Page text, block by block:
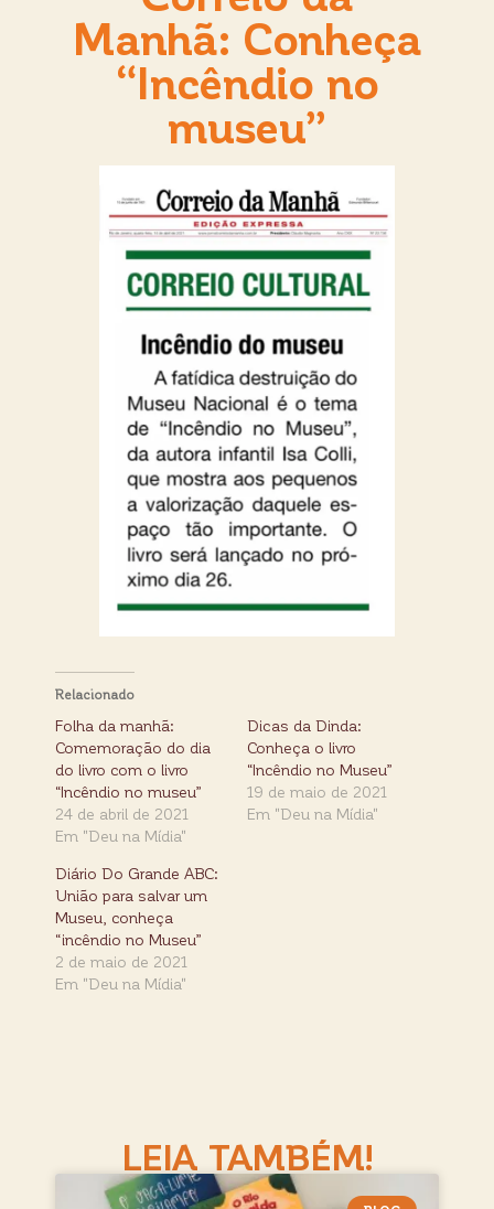
Manhã: Conheça
“Incêndio no
museu”
Relacionado
Folha da manhã:
Comemoração do dia
do livro com o livro
“Incêndio no museu”
24 de abril de 2021
Em "Deu na Mídia"
Dicas da Dinda:
Conheça o livro
“Incêndio no Museu”
19 de maio de 2021
Em "Deu na Mídia"
Diário Do Grande ABC:
União para salvar um
Museu, conheça
“incêndio no Museu”
2 de maio de 2021
Em "Deu na Mídia"
LEIA TAMBÉM!